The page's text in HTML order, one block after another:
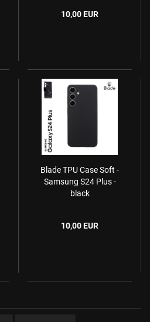
10,00 EUR
Blade TPU Case Soft -
Samsung S24 Plus -
black
10,00 EUR